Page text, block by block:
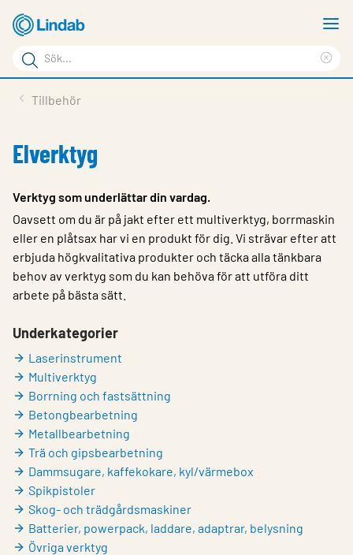
Hoppa
till
huvudinnehållet
Sökord
Sök
på
Service & Support
Om Lindab
Kontakt
Logga in
Choose languge
Sweden
Tillbehör
Elverktyg
Verktyg som underlättar din vardag.
Oavsett om du är på jakt efter ett multiverktyg, borrmaskin
eller en plåtsax har vi en produkt för dig. Vi strävar efter att
erbjuda högkvalitativa produkter och täcka alla tänkbara
behov av verktyg som du kan behöva för att utföra ditt
arbete på bästa sätt.
Underkategorier
Laserinstrument
Multiverktyg
Borrning och fastsättning
Betongbearbetning
Metallbearbetning
Trä och gipsbearbetning
Dammsugare, kaffekokare, kyl/värmebox
Spikpistoler
Skog- och trädgårdsmaskiner
Batterier, powerpack, laddare, adaptrar, belysning
Övriga verktyg